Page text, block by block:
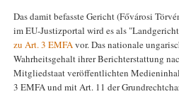
Das damit befasste Gericht (Fővárosi
im EU-Justizportal wird es als
zu Art. 3 EMFAvor. Das nationale
Wahrheitsgehalt ihrer Berichterstattung
Mitgliedstaat veröffentlichten
3 EMFA und mit Art. 11 der